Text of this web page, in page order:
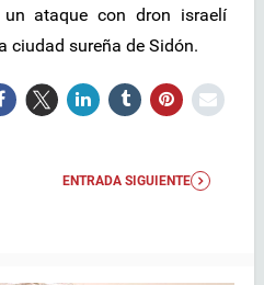
un ataque con dron israelí
ciudad sureña de Sidón.
ENTRADA SIGUIENTE